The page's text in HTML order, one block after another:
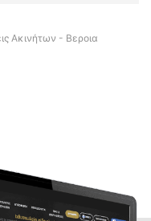
Ακινήτων - Βεροια